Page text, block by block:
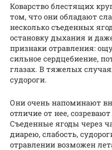
Коварство блестящих
том, что они обладают
несколько съеденных
остановку дыхания и
признаки отравления:
сильное сердцебиение,
глазах. В тяжелых
судороги.
Они очень напоминают
отличие от нее,
Съеденные ягоды через
диарею, слабость,
отравлении возможен